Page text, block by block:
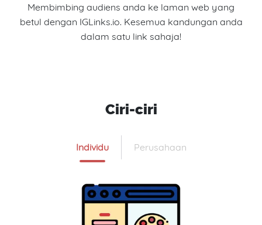
Membimbing audiens anda ke laman web yang
betul dengan IGLinks.io. Kesemua kandungan anda
dalam satu link sahaja!
Ciri-ciri
Individu Perusahaan